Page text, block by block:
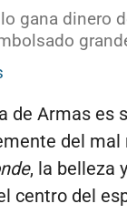
gana dinero
de Armas es
del
, la belleza
centro del